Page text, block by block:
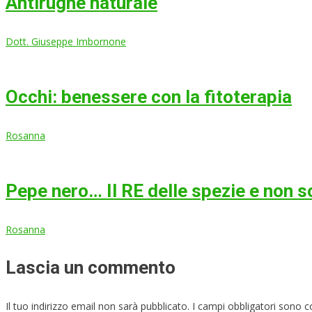
Dott. Giuseppe Imbornone
Occhi: benessere con la fitoterapia
Rosanna
Pepe nero… Il RE delle spezie e non
Rosanna
Lascia un commento
Il tuo indirizzo email non sarà pubblicato. I campi obbligatori sono